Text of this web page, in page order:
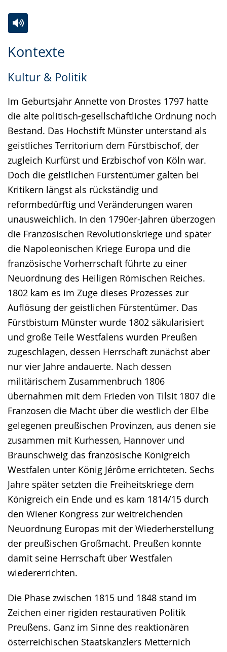
Kontexte
Kultur & Politik
Im Geburtsjahr Annette von Drostes 1797 hatte
die alte politisch-gesellschaftliche Ordnung noch
Bestand. Das Hochstift Münster unterstand als
geistliches Territorium dem Fürstbischof, der
zugleich Kurfürst und Erzbischof von Köln war.
Doch die geistlichen Fürstentümer galten bei
Kritikern längst als rückständig und
reformbedürftig und Veränderungen waren
unausweichlich. In den 1790er-Jahren überzogen
die Französischen Revolutionskriege und später
die Napoleonischen Kriege Europa und die
französische Vorherrschaft führte zu einer
Neuordnung des Heiligen Römischen Reiches.
1802 kam es im Zuge dieses Prozesses zur
Auflösung der geistlichen Fürstentümer. Das
Fürstbistum Münster wurde 1802 säkularisiert
und große Teile Westfalens wurden Preußen
zugeschlagen, dessen Herrschaft zunächst aber
nur vier Jahre andauerte. Nach dessen
militärischem Zusammenbruch 1806
übernahmen mit dem Frieden von Tilsit 1807 die
Franzosen die Macht über die westlich der Elbe
gelegenen preußischen Provinzen, aus denen sie
zusammen mit Kurhessen, Hannover und
Braunschweig das französische Königreich
Westfalen unter König Jérôme errichteten. Sechs
Jahre später setzten die Freiheitskriege dem
Königreich ein Ende und es kam 1814/15 durch
den Wiener Kongress zur weitreichenden
Neuordnung Europas mit der Wiederherstellung
der preußischen Großmacht. Preußen konnte
damit seine Herrschaft über Westfalen
wiedererrichten.
Die Phase zwischen 1815 und 1848 stand im
Zeichen einer rigiden restaurativen Politik
Preußens. Ganz im Sinne des reaktionären
österreichischen Staatskanzlers Metternich
Leichten
wechseln.
Audio-
Video
Deutscher
Gebärdensprache
wird
angezeigt.